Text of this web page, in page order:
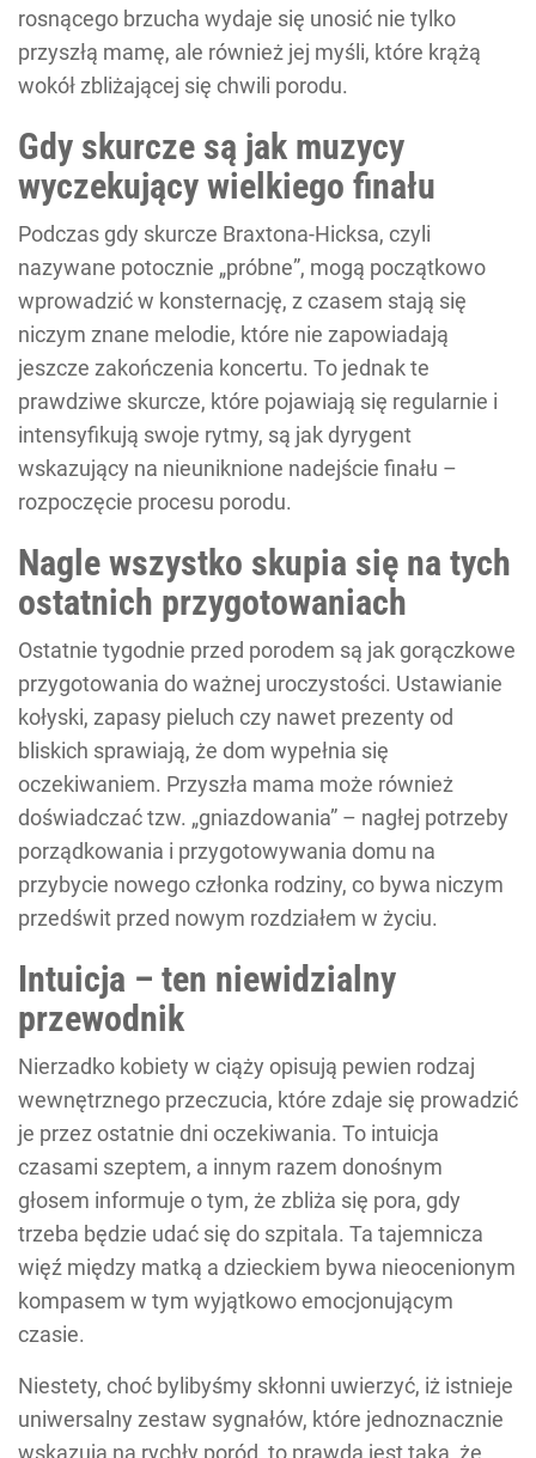
rosnącego brzucha wydaje się unosić nie tylko
przyszłą mamę, ale również jej myśli, które krążą
wokół zbliżającej się chwili porodu.
Gdy skurcze są jak muzycy
wyczekujący wielkiego finału
Podczas gdy skurcze Braxtona-Hicksa, czyli
nazywane potocznie „próbne”, mogą początkowo
wprowadzić w konsternację, z czasem stają się
niczym znane melodie, które nie zapowiadają
jeszcze zakończenia koncertu. To jednak te
prawdziwe skurcze, które pojawiają się regularnie i
intensyfikują swoje rytmy, są jak dyrygent
wskazujący na nieuniknione nadejście finału –
rozpoczęcie procesu porodu.
Nagle wszystko skupia się na tych
ostatnich przygotowaniach
Ostatnie tygodnie przed porodem są jak gorączkowe
przygotowania do ważnej uroczystości. Ustawianie
kołyski, zapasy pieluch czy nawet prezenty od
bliskich sprawiają, że dom wypełnia się
oczekiwaniem. Przyszła mama może również
doświadczać tzw. „gniazdowania” – nagłej potrzeby
porządkowania i przygotowywania domu na
przybycie nowego członka rodziny, co bywa niczym
przedświt przed nowym rozdziałem w życiu.
Intuicja – ten niewidzialny
przewodnik
Nierzadko kobiety w ciąży opisują pewien rodzaj
wewnętrznego przeczucia, które zdaje się prowadzić
je przez ostatnie dni oczekiwania. To intuicja
czasami szeptem, a innym razem donośnym
głosem informuje o tym, że zbliża się pora, gdy
trzeba będzie udać się do szpitala. Ta tajemnicza
więź między matką a dzieckiem bywa nieocenionym
kompasem w tym wyjątkowo emocjonującym
czasie.
Niestety, choć bylibyśmy skłonni uwierzyć, iż istnieje
uniwersalny zestaw sygnałów, które jednoznacznie